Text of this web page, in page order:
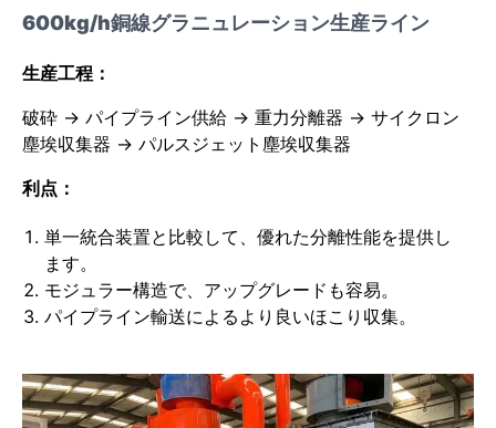
600kg/h銅線グラニュレーション生産ライン
生産工程：
破砕 → パイプライン供給 → 重力分離器 → サイクロン
塵埃収集器 → パルスジェット塵埃収集器
利点：
単一統合装置と比較して、優れた分離性能を提供し
ます。
モジュラー構造で、アップグレードも容易。
パイプライン輸送によるより良いほこり収集。